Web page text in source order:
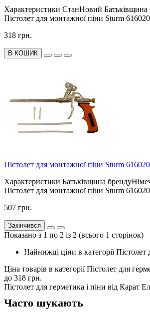
Характеристики СтанНовий Батьківщина
Пістолет для монтажної піни Sturm
318 грн.
В КОШИК
Пістолет для монтажної піни Sturm
Характеристики Батьківщина
Пістолет для монтажної піни Sturm
507 грн.
Закінчився
Показано з 1 по 2 із 2 (всього 1 сторінок)
Найнижці ціни в категорії Пістолет
Ціна товарів в категорії Пістолет для
до 318 грн.
Пістолет для герметика і піни від Карат
Часто шукають